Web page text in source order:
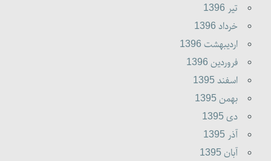
تير 1396
خرداد 1396
ارديبهشت 1396
فروردين 1396
اسفند 1395
بهمن 1395
دى 1395
آذر 1395
آبان 1395